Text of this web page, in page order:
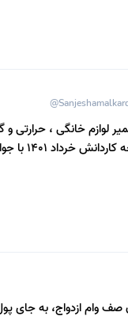
خانگی ، حرارتی و
خرداد 1401 با جواب
وام ازدواج، به جای پول